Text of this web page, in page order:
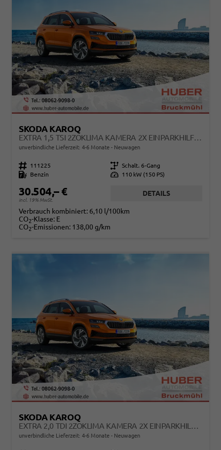
SKODA KAROQ
EXTRA 1,5 TSI 2ZOKLIMA KAMERA 2X EINPARKHILFE ALU FELGEN 5J GARANTIE SITZHEIZUNG LED SCHEINWERFER ACC
unverbindliche Lieferzeit: 4-6 Monate Neuwagen
Fahrzeugnr. 111225 Getriebe Schalt. 6-Gang
Kraftstoff
Benzin Leistung 110 kW (150 PS)
30.504,– €
incl. 19% MwSt.
DETAILS
Verbrauch kombiniert: 6,10 l/100km
CO2-Klasse: E
CO2-Emissionen: 138,00 g/km
SKODA KAROQ
EXTRA 2,0 TDI 2ZOKLIMA KAMERA 2X EINPARKHILFE ALU FELGEN 5J GARANTIE SITZHEIZUNG LED SCHEINWERFER ACC
unverbindliche Lieferzeit: 4-6 Monate Neuwagen